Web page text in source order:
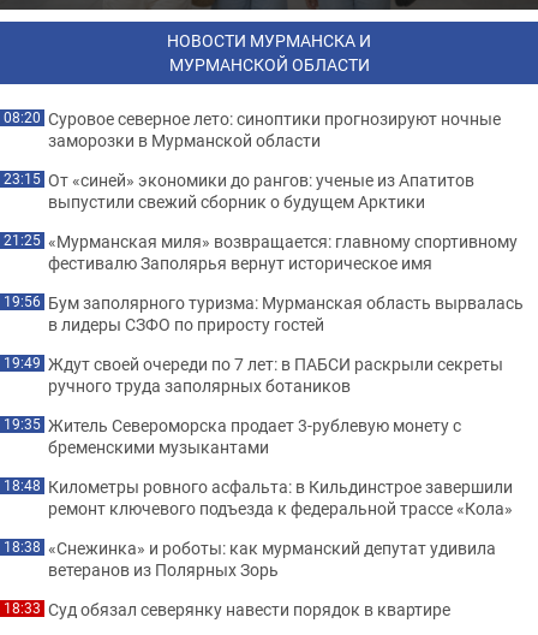
НОВОСТИ МУРМАНСКА И
МУРМАНСКОЙ ОБЛАСТИ
08:20 Суровое северное лето: синоптики прогнозируют ночные
заморозки в Мурманской области
23:15 От «синей» экономики до рангов: ученые из Апатитов
выпустили свежий сборник о будущем Арктики
21:25 «Мурманская миля» возвращается: главному спортивному
фестивалю Заполярья вернут историческое имя
19:56 Бум заполярного туризма: Мурманская область вырвалась
в лидеры СЗФО по приросту гостей
19:49 Ждут своей очереди по 7 лет: в ПАБСИ раскрыли секреты
ручного труда заполярных ботаников
19:35 Житель Североморска продает 3-рублевую монету с
бременскими музыкантами
18:48 Километры ровного асфальта: в Кильдинстрое завершили
ремонт ключевого подъезда к федеральной трассе «Кола»
18:38 «Снежинка» и роботы: как мурманский депутат удивила
ветеранов из Полярных Зорь
18:33 Суд обязал северянку навести порядок в квартире